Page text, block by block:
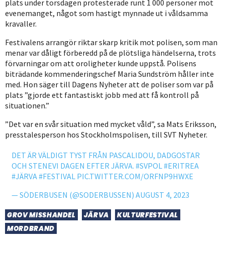
plats under torsdagen protesterade runt 1 000 personer mot
evenemanget, något som hastigt mynnade ut i våldsamma
kravaller.
Festivalens arrangör riktar skarp kritik mot polisen, som man
menar var dåligt förberedd på de plötsliga händelserna, trots
förvarningar om att oroligheter kunde uppstå. Polisens
biträdande kommenderingschef Maria Sundström håller inte
med. Hon säger till Dagens Nyheter att de poliser som var på
plats ”gjorde ett fantastiskt jobb med att få kontroll på
situationen.”
”Det var en svår situation med mycket våld”, sa Mats Eriksson,
presstalesperson hos Stockholmspolisen, till SVT Nyheter.
DET ÄR VÄLDIGT TYST FRÅN PASCALIDOU, DADGOSTAR
OCH STENEVI DAGEN EFTER JÄRVA. #SVPOL#ERITREA
#JÄRVA#FESTIVAL PIC.TWITTER.COM/ORFNP9HWXE
— SÖDERBUSEN (@SODERBUSSEN) AUGUST 4, 2023
GROV MISSHANDEL JÄRVA
KULTURFESTIVAL
MORDBRAND